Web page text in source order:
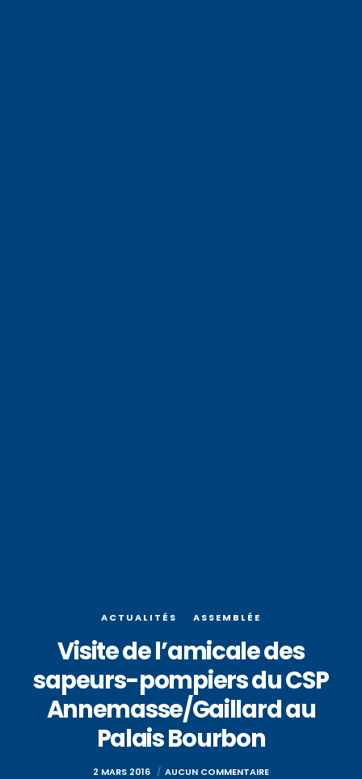
ACTUALITÉS ASSEMBLÉE
Visite de l’amicale des
sapeurs-pompiers du CSP
Annemasse/Gaillard au
Palais Bourbon
2 MARS 2016 AUCUN COMMENTAIRE